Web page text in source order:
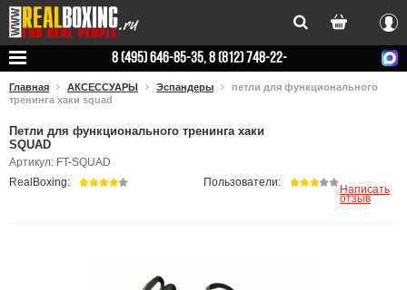
Вход
8 (495) 646-85-35, 8 (812) 748-22-
Главная АКСЕССУАРЫ Эспандеры
петли для функционального
тренинга хаки squad
Петли для функционального тренинга хаки
SQUAD
Артикул: FT-SQUAD
RealBoxing: Пользователи:
Написать
отзыв